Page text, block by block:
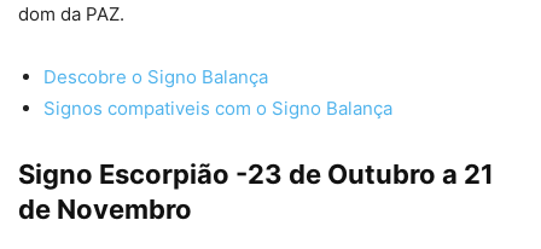
dom da PAZ.
Descobre o Signo Balança
Signos compativeis com o Signo Balança
Signo Escorpião -23 de Outubro a 21
de Novembro